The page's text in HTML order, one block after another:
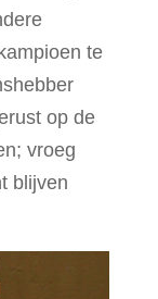
te
op de
vroeg
blijven